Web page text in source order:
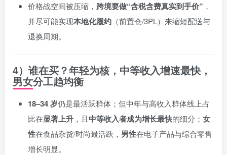
价格战空间被压缩， 跨境要做“含税含费真实到手价” ，
并尽可能实现本地化履约 （前置仓/3PL）来缩短配送与
退换周期。
4）谁在买？年轻为核，中等收入增速最快，
男女分工趋均衡
18–34 岁仍是最活跃群体；但中年与高收入群体线上占
比在显著上升 ，且中等收入者成为增长最快的细分； 女
性在食品杂货/时尚最活跃， 男性在电子产品与综合零售
增长明显。